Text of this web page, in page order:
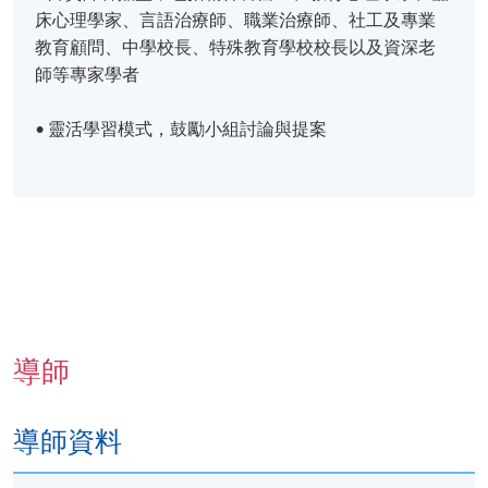
床心理學家、言語治療師、職業治療師、社工及專業
教育顧問、中學校長、特殊教育學校校長以及資深老
師等專家學者
• 靈活學習模式，鼓勵小組討論與提案
導師
導師資料